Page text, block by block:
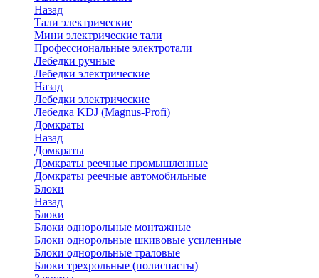
Назад
Тали электрические
Мини электрические тали
Профессиональные электротали
Лебедки ручные
Лебедки электрические
Назад
Лебедки электрические
Лебедка KDJ (Magnus-Profi)
Домкраты
Назад
Домкраты
Домкраты реечные промышленные
Домкраты реечные автомобильные
Блоки
Назад
Блоки
Блоки однорольные монтажные
Блоки однорольные шкивовые усиленные
Блоки однорольные траловые
Блоки трехрольные (полиспасты)